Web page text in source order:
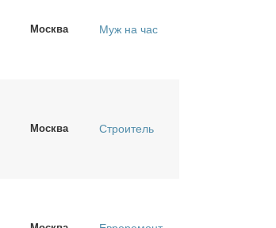
Москва Муж на час
Москва Строитель